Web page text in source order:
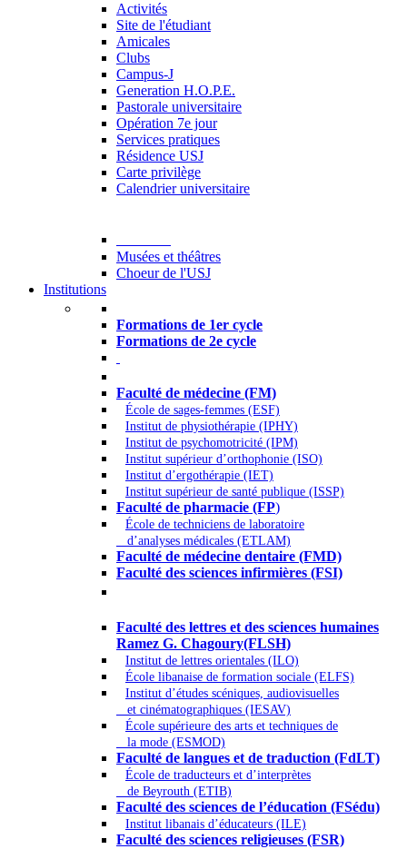
Activités
Site de l'étudiant
Amicales
Clubs
Campus-J
Generation H.O.P.E.
Pastorale universitaire
Opération 7e jour
Services pratiques
Résidence USJ
Carte privilège
Calendrier universitaire
Musées et théâtres
Choeur de l'USJ
Institutions
Formations de 1er cycle
Formations de 2e cycle
Faculté de médecine (FM)
École de sages-femmes (ESF)
Institut de physiothérapie (IPHY)
Institut de psychomotricité (IPM)
Institut supérieur d’orthophonie (ISO)
Institut d’ergothérapie (IET)
Institut supérieur de santé publique (ISSP)
Faculté de pharmacie (FP)
École de techniciens de laboratoire
d’analyses médicales (ETLAM)
Faculté de médecine dentaire (FMD)
Faculté des sciences infirmières (FSI)
Faculté des lettres et des sciences humaines
Ramez G. Chagoury(FLSH)
Institut de lettres orientales (ILO)
École libanaise de formation sociale (ELFS)
Institut d’études scéniques, audiovisuelles
et cinématographiques (IESAV)
École supérieure des arts et techniques de
la mode (ESMOD)
Faculté de langues et de traduction (FdLT)
École de traducteurs et d’interprètes
de Beyrouth (ETIB)
Faculté des sciences de l’éducation (FSédu)
Institut libanais d’éducateurs (ILE)
Faculté des sciences religieuses (FSR)